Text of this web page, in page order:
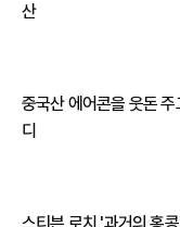
산
중국산 에어콘을 웃돈 주
디